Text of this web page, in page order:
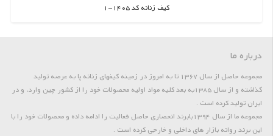
کیف زنانه کد 1405-1
اطلاعات بیشتر
درباره ما
مجموعه حاصل از سال 1367 تا به امروز در زمینه کیفهای زنانه پا به عرصه تولید
گذاشته و از سال 1385به بعد کلیه مواد اولیه محصولات خود را از کشور چین وارد، و در
ایران تولید کرده است .
مجموعه ما از سال 1394بابرند انحصاری حاصل فعالیت را ادامه داده و محصولات خود را با
این برند روانه بازار های داخلی و خارجی کرده است .